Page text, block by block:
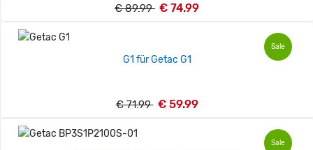
€ 89.99 € 74.99
Sale
G1 für Getac G1
€ 71.99 € 59.99
Sale